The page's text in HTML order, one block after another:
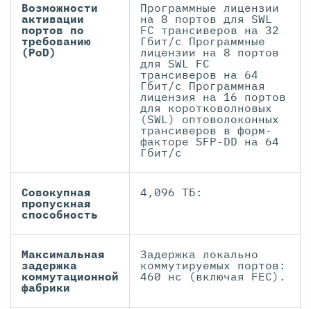
Возможности
активации
портов по
требованию
(PoD)
Программные лицензии
на 8 портов для SWL
FC трансиверов на 32
Гбит/с Программные
лицензии на 8 портов
для SWL FC
трансиверов на 64
Гбит/с Программная
лицензия на 16 портов
для коротковолновых
(SWL) оптоволоконных
трансиверов в форм-
факторе SFP-DD на 64
Гбит/c
Совокупная
пропускная
способность
4,096 ТБ:
Максимальная
задержка
коммутационной
фабрики
Задержка локально
коммутируемых портов:
460 нс (включая FEC).